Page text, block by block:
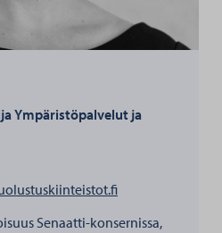
Ympäristöpalvelut ja
henkilölle Reetta
Senaatti-konsernissa,